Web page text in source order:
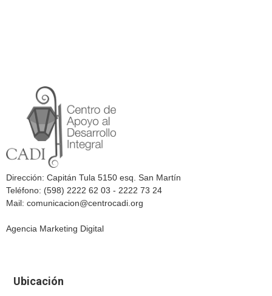
Dirección: Capitán Tula 5150 esq. San Martín
Teléfono: (598) 2222 62 03 - 2222 73 24
Mail: comunicacion@centrocadi.org
Agencia Marketing Digital
Ubicación